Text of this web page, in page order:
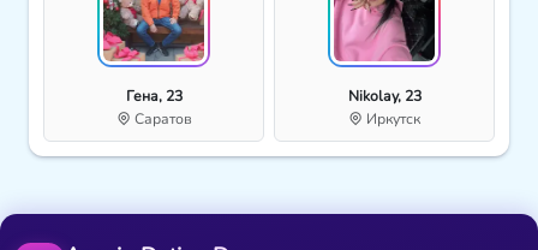
Гена, 23
Саратов
Nikolay, 23
Иркутск